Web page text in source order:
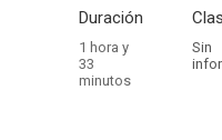
Duración
1 hora y
33
minutos
Sin